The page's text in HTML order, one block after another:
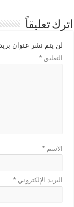
اترك تعليقاً
لن يتم نشر عنوان
التعليق*
الاسم*
البريد الإلكتروني*